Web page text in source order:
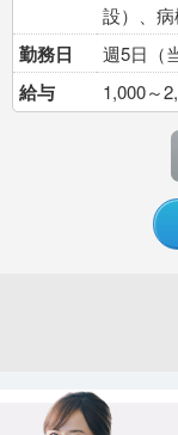
設）、
勤務日 週5日（
給与 1,000～